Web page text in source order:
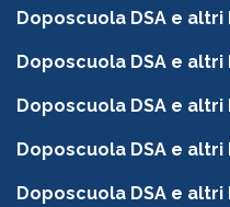
Doposcuola DSA e altri
Doposcuola DSA e altri
Doposcuola DSA e altri
Doposcuola DSA e altri
Doposcuola DSA e altri